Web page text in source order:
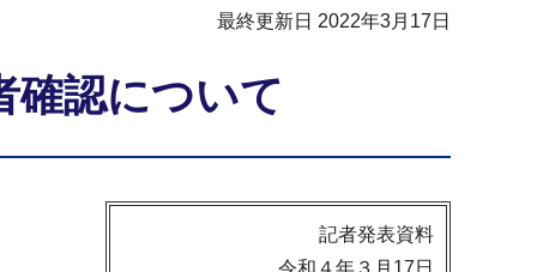
最終更新日 2022年3月17日
確認について
記者発表資料
令和４年３月17日